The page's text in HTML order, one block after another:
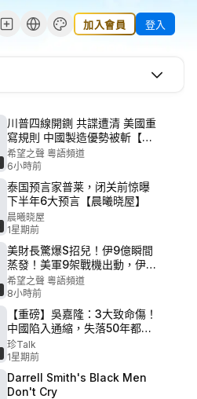
加入會員 登入
川普四線開鍘 共諜遭清 美國重
寫規則 中國製造優勢被斬【國
際風雲】
希望之聲 粵語頻道
6小時前
泰国预言家普莱，闭关前惊曝
下半年6大预言【晨曦晓屋】
晨曦晓屋
1星期前
美財長驚爆S招兒！伊9億瞬間
蒸發！美軍9架戰機出動，伊2
地方大爆炸，硅谷配合中共賣
國？中共全國只抓一個人！ 習
被逼勸立儲下台？【北美快
報】
希望之聲 粵語頻道
8小時前
【重磅】吳嘉隆：3大致命傷！
中國陷入通縮，失落50年都有
可能？港幣隨時可能被取消？
北京真正目標是…【珍TALK】
2026.07.27 #珍TALK #梁珍 #
中國經濟 #港幣 #中美對抗
珍Talk
1星期前
Darrell Smith's Black Men
Don't Cry